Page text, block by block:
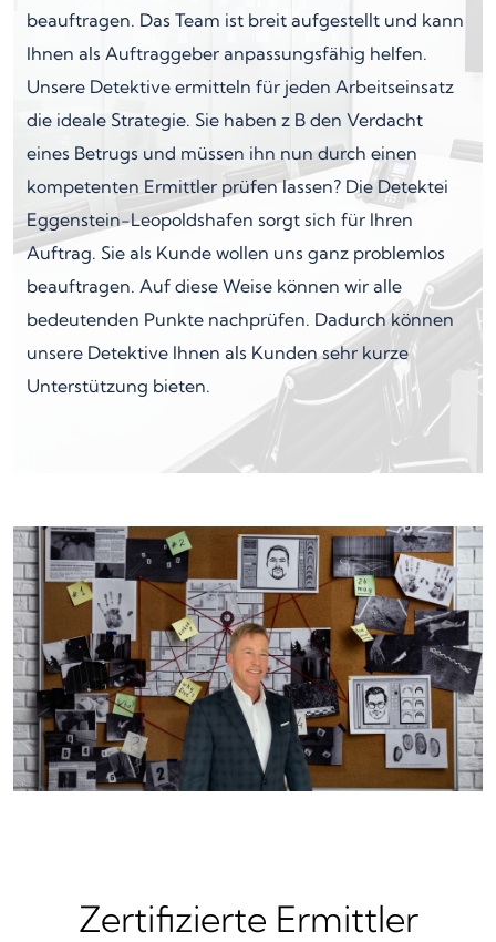
beauftragen. Das Team ist breit aufgestellt und kann
Ihnen als Auftraggeber anpassungsfähig helfen.
Unsere Detektive ermitteln für jeden Arbeitseinsatz
die ideale Strategie. Sie haben z B den Verdacht
eines Betrugs und müssen ihn nun durch einen
kompetenten Ermittler prüfen lassen? Die Detektei
Eggenstein-Leopoldshafen sorgt sich für Ihren
Auftrag. Sie als Kunde wollen uns ganz problemlos
beauftragen. Auf diese Weise können wir alle
bedeutenden Punkte nachprüfen. Dadurch können
unsere Detektive Ihnen als Kunden sehr kurze
Unterstützung bieten.
Zertifizierte Ermittler